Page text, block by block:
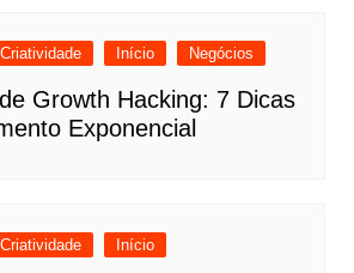
Criatividade Início Negócios
Growth Hacking: 7 Dicas
Exponencial
Criatividade Início